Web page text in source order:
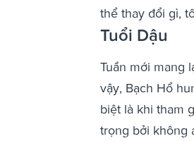
thể thay đổi gì,
Tuổi Dậu
Tuần mới mang
vậy, Bạch Hổ
biệt là khi tham
trọng bởi không